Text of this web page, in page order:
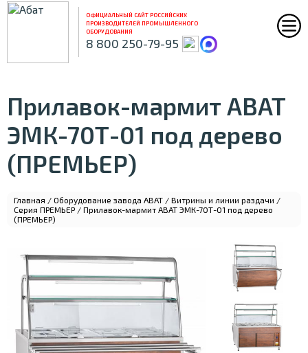
ОФИЦИАЛЬНЫЙ САЙТ РОССИЙСКИХ
ПРОИЗВОДИТЕЛЕЙ ПРОМЫШЛЕННОГО
ОБОРУДОВАНИЯ
8 800 250-79-95
Прилавок-мармит ABAT
ЭМК-70Т-01 под дерево
(ПРЕМЬЕР)
Главная / Оборудование завода ABAT / Витрины и линии раздачи /
Серия ПРЕМЬЕР / Прилавок-мармит ABAT ЭМК-70Т-01 под дерево
(ПРЕМЬЕР)